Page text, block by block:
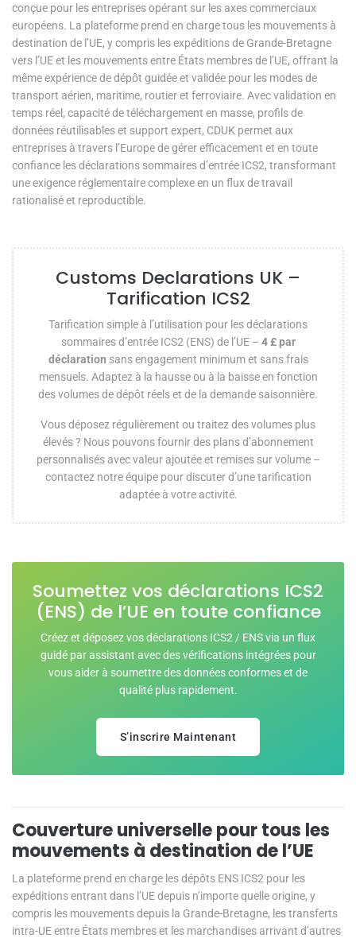
conçue pour les entreprises opérant sur les axes commerciaux
européens. La plateforme prend en charge tous les mouvements à
destination de l’UE, y compris les expéditions de Grande-Bretagne
vers l’UE et les mouvements entre États membres de l’UE, offrant la
même expérience de dépôt guidée et validée pour les modes de
transport aérien, maritime, routier et ferroviaire. Avec validation en
temps réel, capacité de téléchargement en masse, profils de
données réutilisables et support expert, CDUK permet aux
entreprises à travers l’Europe de gérer efficacement et en toute
confiance les déclarations sommaires d’entrée ICS2, transformant
une exigence réglementaire complexe en un flux de travail
rationalisé et reproductible.
Customs Declarations UK –
Tarification ICS2
Tarification simple à l’utilisation pour les déclarations
sommaires d’entrée ICS2 (ENS) de l’UE – 4 £ par
déclaration sans engagement minimum et sans frais
mensuels. Adaptez à la hausse ou à la baisse en fonction
des volumes de dépôt réels et de la demande saisonnière.
Vous déposez régulièrement ou traitez des volumes plus
élevés ? Nous pouvons fournir des plans d’abonnement
personnalisés avec valeur ajoutée et remises sur volume –
contactez notre équipe pour discuter d’une tarification
adaptée à votre activité.
Soumettez vos déclarations ICS2
(ENS) de l’UE en toute confiance
Créez et déposez vos déclarations ICS2 / ENS via un flux
guidé par assistant avec des vérifications intégrées pour
vous aider à soumettre des données conformes et de
qualité plus rapidement.
S’inscrire Maintenant
Couverture universelle pour tous les
mouvements à destination de l’UE
La plateforme prend en charge les dépôts ENS ICS2 pour les
expéditions entrant dans l’UE depuis n’importe quelle origine, y
compris les mouvements depuis la Grande-Bretagne, les transferts
intra-UE entre États membres et les marchandises arrivant d’autres